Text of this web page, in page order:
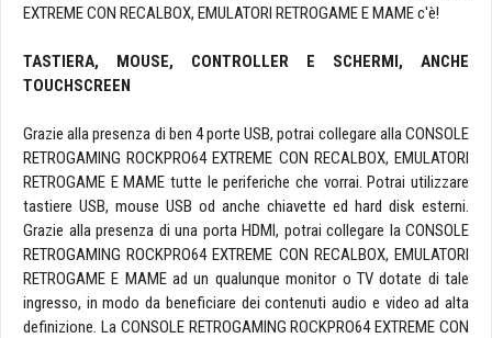
EXTREME CON RECALBOX, EMULATORI RETROGAME E MAME c'è!
TASTIERA, MOUSE, CONTROLLER E SCHERMI, ANCHE
TOUCHSCREEN
Grazie alla presenza di ben 4 porte USB, potrai collegare alla CONSOLE
RETROGAMING ROCKPRO64 EXTREME CON RECALBOX, EMULATORI
RETROGAME E MAME tutte le periferiche che vorrai. Potrai utilizzare
tastiere USB, mouse USB od anche chiavette ed hard disk esterni.
Grazie alla presenza di una porta HDMI, potrai collegare la CONSOLE
RETROGAMING ROCKPRO64 EXTREME CON RECALBOX, EMULATORI
RETROGAME E MAME ad un qualunque monitor o TV dotate di tale
ingresso, in modo da beneficiare dei contenuti audio e video ad alta
definizione. La CONSOLE RETROGAMING ROCKPRO64 EXTREME CON